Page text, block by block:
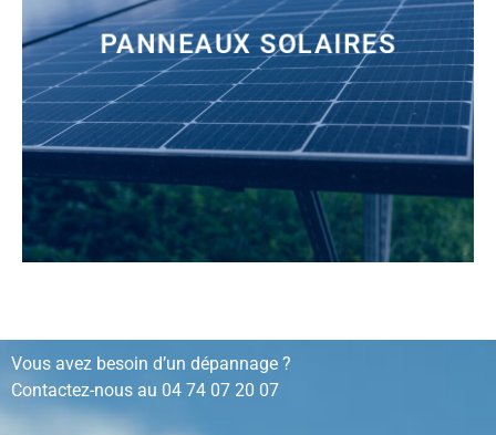
PANNEAUX SOLAIRES
installation, rénovation, dépannage…
Vous avez besoin d’un dépannage ?
Contactez-nous au 04 74 07 20 07